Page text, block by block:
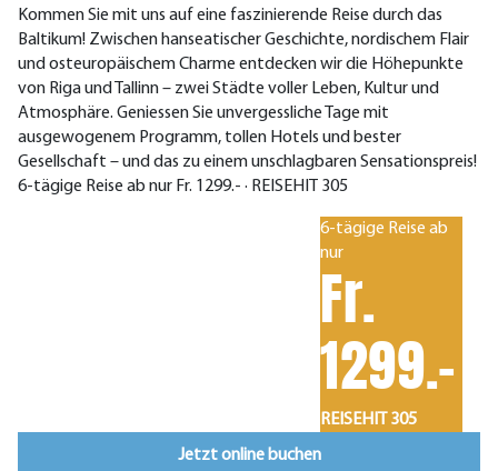
Kommen Sie mit uns auf eine faszinierende Reise durch das
Baltikum! Zwischen hanseatischer Geschichte, nordischem Flair
und osteuropäischem Charme entdecken wir die Höhepunkte
von Riga und Tallinn – zwei Städte voller Leben, Kultur und
Atmosphäre. Geniessen Sie unvergessliche Tage mit
ausgewogenem Programm, tollen Hotels und bester
Gesellschaft – und das zu einem unschlagbaren Sensationspreis!
6-tägige Reise ab nur Fr. 1299.- · REISEHIT 305
6-tägige Reise ab
nur
Fr.
1299.-
REISEHIT 305
Jetzt online buchen